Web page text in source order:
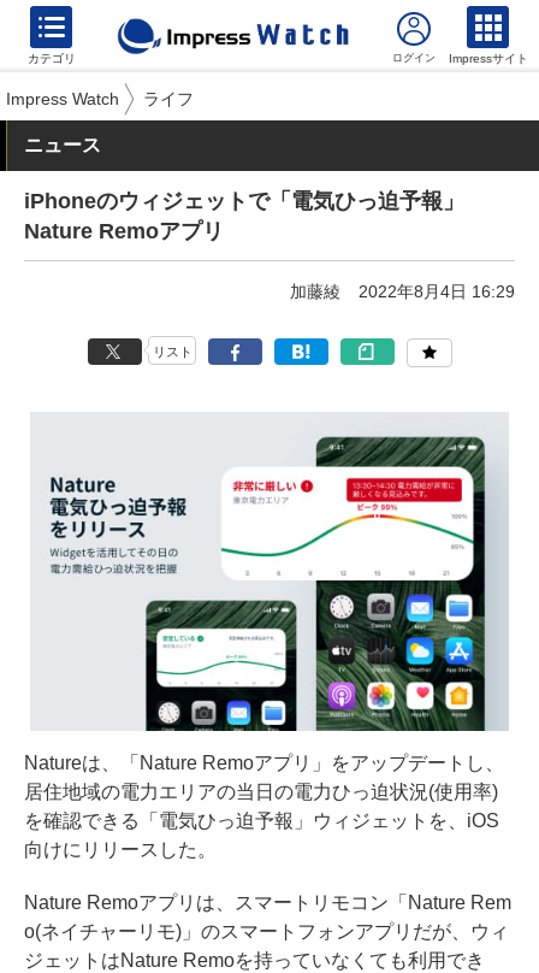
カテゴリ Impressサイト
Impress Watch ライフ
ニュース
iPhoneのウィジェットで「電気ひっ迫予報」
Nature Remoアプリ
加藤綾 2022年8月4日 16:29
リスト
Natureは、「Nature Remoアプリ」をアップデートし、
居住地域の電力エリアの当日の電力ひっ迫状況(使用率)
を確認できる「電気ひっ迫予報」ウィジェットを、iOS
向けにリリースした。
Nature Remoアプリは、スマートリモコン「Nature Rem
o(ネイチャーリモ)」のスマートフォンアプリだが、ウィ
ジェットはNature Remoを持っていなくても利用でき